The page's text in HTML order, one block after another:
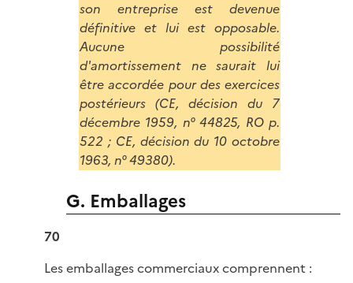
son entreprise est devenue
définitive et lui est opposable.
Aucune possibilité
d'amortissement ne saurait lui
être accordée pour des exercices
postérieurs (CE, décision du 7
décembre 1959, n° 44825, RO p.
522 ; CE, décision du 10 octobre
1963, n° 49380).
G. Emballages
70
Les emballages commerciaux comprennent :